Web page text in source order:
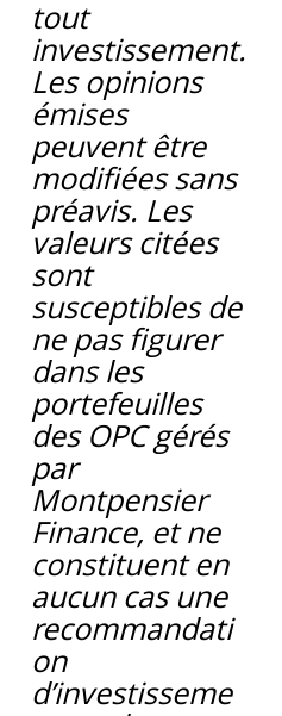
tout
investissement.
Les opinions
émises
peuvent être
modifiées sans
préavis. Les
valeurs citées
sont
susceptibles de
ne pas figurer
dans les
portefeuilles
des OPC gérés
par
Montpensier
Finance, et ne
constituent en
aucun cas une
recommandati
on
d’investisseme